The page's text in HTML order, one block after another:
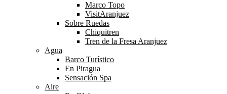
Marco Topo
VisitAranjuez
Sobre Ruedas
Chiquitren
Tren de la Fresa Aranjuez
Agua
Barco Turístico
En Piragua
Sensación Spa
Aire